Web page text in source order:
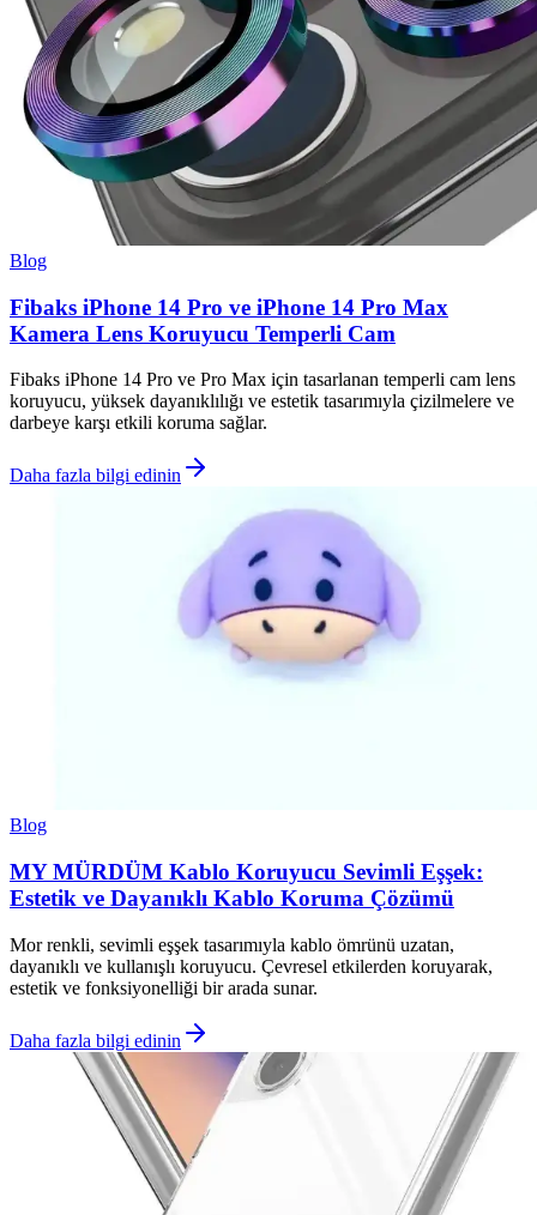
Blog
Fibaks iPhone 14 Pro ve iPhone 14 Pro Max
Kamera Lens Koruyucu Temperli Cam
Fibaks iPhone 14 Pro ve Pro Max için tasarlanan temperli cam lens
koruyucu, yüksek dayanıklılığı ve estetik tasarımıyla çizilmelere ve
darbeye karşı etkili koruma sağlar.
Daha fazla bilgi edinin
Blog
MY MÜRDÜM Kablo Koruyucu Sevimli Eşşek:
Estetik ve Dayanıklı Kablo Koruma Çözümü
Mor renkli, sevimli eşşek tasarımıyla kablo ömrünü uzatan,
dayanıklı ve kullanışlı koruyucu. Çevresel etkilerden koruyarak,
estetik ve fonksiyonelliği bir arada sunar.
Daha fazla bilgi edinin